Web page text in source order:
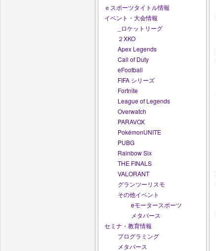
ｅスポーツタイトル情報
イベント・大会情報
_ロケットリーグ
２XKO
Apex Legends
Call of Duty
eFootball
FIFA シリーズ
Fortnite
League of Legends
Overwatch
PARAVOX
PokémonUNITE
PUBG
Rainbow Six
THE FINALS
VALORANT
グランツーリスモ
その他イベント
eモータースポーツ
メタバース
セミナ・教育情報
プログラミング
メタバース